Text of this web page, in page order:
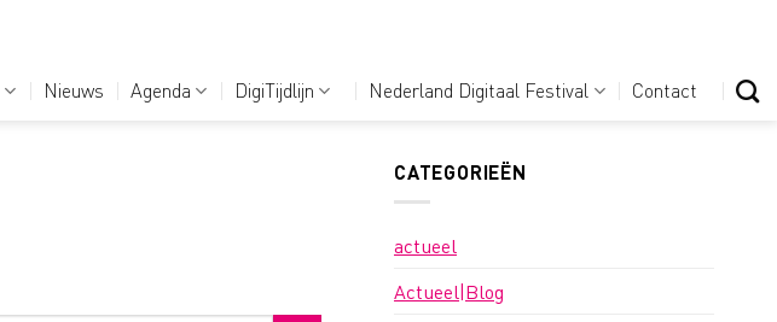
Nieuws Agenda DigiTijdlijn Nederland Digitaal Festival Contact
CATEGORIEËN
actueel
Actueel|Blog